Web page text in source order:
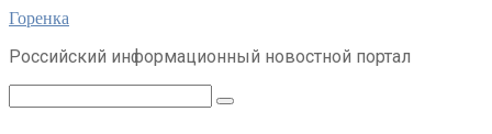
Перейти
контенту
Горенка
Российский информационный новостной портал